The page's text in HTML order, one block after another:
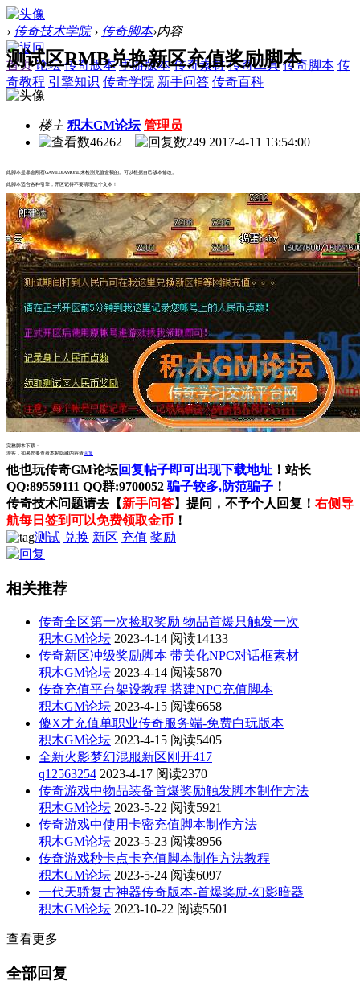
› 传奇技术学院 › 传奇脚本›内容
首页 论坛 传奇版本 手游版本 传奇素材 传奇工具 传奇脚本 传
奇教程 引擎知识 传奇学院 新手问答 传奇百科
测试区RMB兑换新区充值奖励脚本
楼主 积木GM论坛 管理员
46262
249 2017-4-11 13:54:00
此脚本是靠金刚石GAMEDIAMOND来检测充值金额的。可以根据自己版本修改。
此脚本适合各种引擎，开区记得不要清理这个文本！
完整脚本下载：
游客，如果您要查看本帖隐藏内容请回复
他也玩传奇GM论坛回复帖子即可出现下载地址 ！站长
QQ:89559111 QQ群:9700052 骗子较多,防范骗子 ！
传奇技术问题请去【新手问答】提问，不予个人回复！ 右侧导
航每日签到可以免费领取金币 ！
测试 兑换 新区 充值 奖励
相关推荐
传奇全区第一次捡取奖励 物品首爆只触发一次
积木GM论坛 2023-4-14 阅读14133
传奇新区冲级奖励脚本 带美化NPC对话框素材
积木GM论坛 2023-4-14 阅读5870
传奇充值平台架设教程 搭建NPC充值脚本
积木GM论坛 2023-4-15 阅读6658
傻X才充值单职业传奇服务端-免费白玩版本
积木GM论坛 2023-4-15 阅读5405
全新火影梦幻混服新区刚开417
q12563254 2023-4-17 阅读2370
传奇游戏中物品装备首爆奖励触发脚本制作方法
积木GM论坛 2023-5-22 阅读5921
传奇游戏中使用卡密充值脚本制作方法
积木GM论坛 2023-5-23 阅读8956
传奇游戏秒卡点卡充值脚本制作方法教程
积木GM论坛 2023-5-24 阅读6097
一代天骄复古神器传奇版本-首爆奖励-幻影暗器
积木GM论坛 2023-10-22 阅读5501
查看更多
全部回复